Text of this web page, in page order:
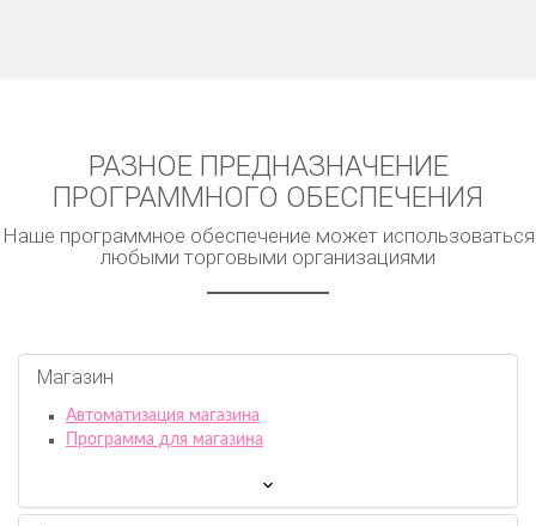
РАЗНОЕ ПРЕДНАЗНАЧЕНИЕ
ПРОГРАММНОГО ОБЕСПЕЧЕНИЯ
Наше программное обеспечение может использоваться
любыми торговыми организациями
Магазин
Автоматизация магазина
Программа для магазина